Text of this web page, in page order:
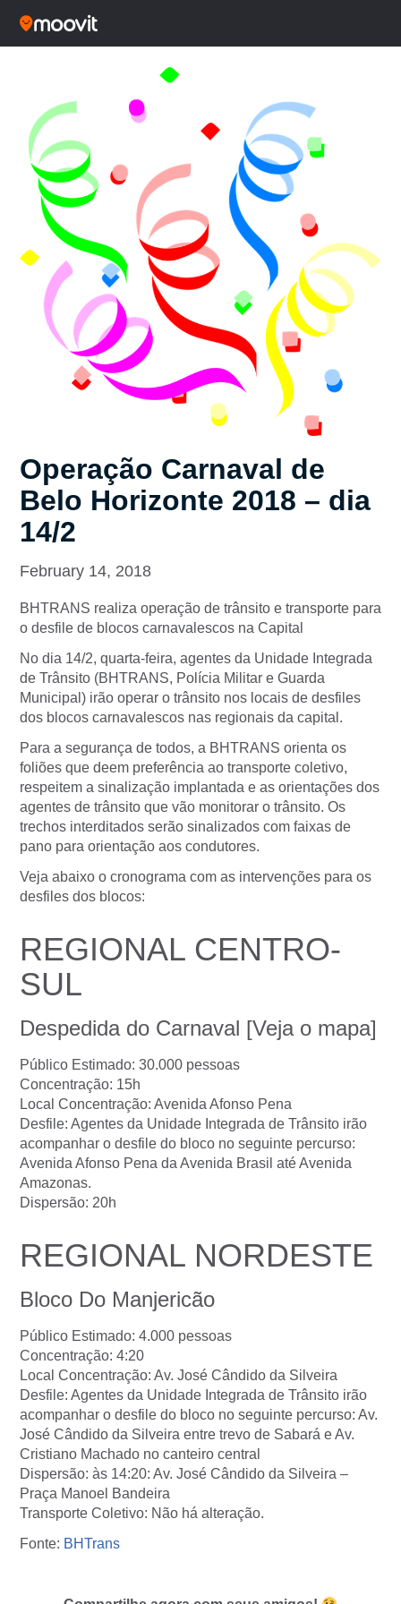
Operação Carnaval de
Belo Horizonte 2018 – dia
14/2
February 14, 2018
BHTRANS realiza operação de trânsito e transporte para
o desfile de blocos carnavalescos na Capital
No dia 14/2, quarta-feira, agentes da Unidade Integrada
de Trânsito (BHTRANS, Polícia Militar e Guarda
Municipal) irão operar o trânsito nos locais de desfiles
dos blocos carnavalescos nas regionais da capital.
Para a segurança de todos, a BHTRANS orienta os
foliões que deem preferência ao transporte coletivo,
respeitem a sinalização implantada e as orientações dos
agentes de trânsito que vão monitorar o trânsito. Os
trechos interditados serão sinalizados com faixas de
pano para orientação aos condutores.
Veja abaixo o cronograma com as intervenções para os
desfiles dos blocos:
REGIONAL CENTRO-
SUL
Despedida do Carnaval [Veja o mapa]
Público Estimado: 30.000 pessoas
Concentração: 15h
Local Concentração: Avenida Afonso Pena
Desfile: Agentes da Unidade Integrada de Trânsito irão
acompanhar o desfile do bloco no seguinte percurso:
Avenida Afonso Pena da Avenida Brasil até Avenida
Amazonas.
Dispersão: 20h
REGIONAL NORDESTE
Bloco Do Manjericão
Público Estimado: 4.000 pessoas
Concentração: 4:20
Local Concentração: Av. José Cândido da Silveira
Desfile: Agentes da Unidade Integrada de Trânsito irão
acompanhar o desfile do bloco no seguinte percurso: Av.
José Cândido da Silveira entre trevo de Sabará e Av.
Cristiano Machado no canteiro central
Dispersão: às 14:20: Av. José Cândido da Silveira –
Praça Manoel Bandeira
Transporte Coletivo: Não há alteração.
Fonte: BHTrans